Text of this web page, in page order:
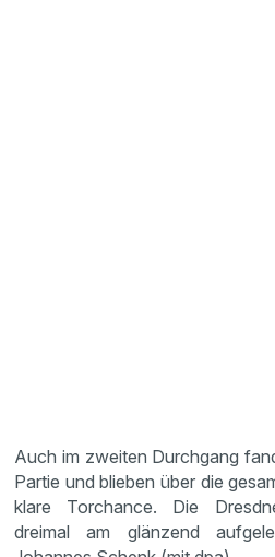
Auch im zweiten Durchgang
Partie und blieben über die
klare Torchance. Die
dreimal am glänzend